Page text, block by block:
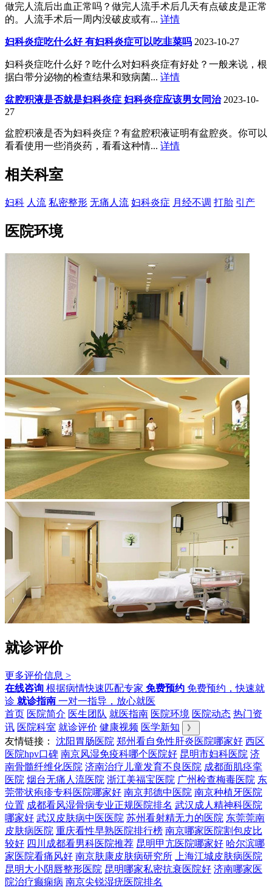
做完人流后出血正常吗？做完人流手术后几天有点破皮是正常
的。人流手术后一周内没破皮或有... 详情
妇科炎症吃什么好 有妇科炎症可以吃韭菜吗 2023-10-27
妇科炎症吃什么好？吃什么对妇科炎症有好处？一般来说，根
据白带分泌物的检查结果和致病菌... 详情
盆腔积液是否就是妇科炎症 妇科炎症应该男女同治 2023-10-
27
盆腔积液是否为妇科炎症？有盆腔积液证明有盆腔炎。你可以
看看使用一些消炎药，看看这种情... 详情
相关科室
妇科 人流 私密整形 无痛人流 妇科炎症 月经不调 打胎 引产
医院环境
就诊评价
更多评价信息 >
在线咨询 根据病情快速匹配专家 免费预约 免费预约，快速就
诊 就诊指南 一对一指导，放心就医
首页 医院简介 医生团队 就医指南 医院环境 医院动态 热门资
讯 医院科室 就诊评价 健康视频 医学新知 》
友情链接： 沈阳胃肠医院 郑州看自免性肝炎医院哪家好 西区
医院hpv口碑 南京风湿免疫科哪个医院好 昆明市妇科医院 济
南骨髓纤维化医院 济南治疗儿童发育不良医院 成都面肌痉挛
医院 烟台无痛人流医院 浙江美福宝医院 广州检查梅毒医院 东
莞带状疱疹专科医院哪家好 南京邦德中医院 南京种植牙医院
位置 成都看风湿骨病专业正规医院排名 武汉成人精神科医院
哪家好 武汉皮肤病中医医院 苏州看射精无力的医院 东莞莞南
皮肤病医院 重庆看性早熟医院排行榜 南京哪家医院割包皮比
较好 四川成都看男科医院推荐 昆明甲亢医院哪家好 哈尔滨哪
家医院看痛风好 南京肤康皮肤病研究所
上海江城皮肤病医院
昆明大小阴唇整形医院 昆明哪家私密抗衰医院好 济南哪家医
院治疗癫痫病 南京尖锐湿疣医院排名